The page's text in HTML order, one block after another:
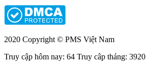
2020 Copyright © PMS Việt Nam
Truy cập hôm nay: 64 Truy câp tháng: 3920